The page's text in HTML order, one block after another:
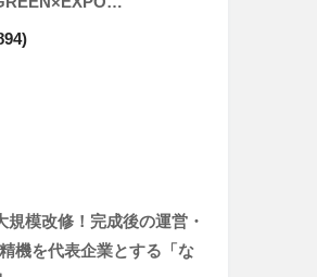
規模改修！完成後の運営・
機を代表企業とする「な